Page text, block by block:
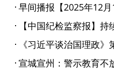
早间播报【2025年12月
【中国纪检监察报】
《习近平谈治国理政
宣城宣州：警示教育不